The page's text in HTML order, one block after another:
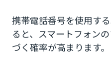
携帯電話番号を使用す
ると、スマートフォン
づく確率が高まります。